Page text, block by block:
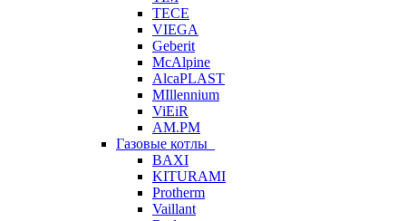
TECE
VIEGA
Geberit
McAlpine
AlcaPLAST
MIllennium
ViEiR
AM.PM
Газовые котлы
BAXI
KITURAMI
Protherm
Vaillant